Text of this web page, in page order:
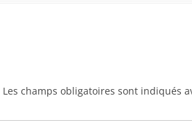
Les champs obligatoires sont indiqués